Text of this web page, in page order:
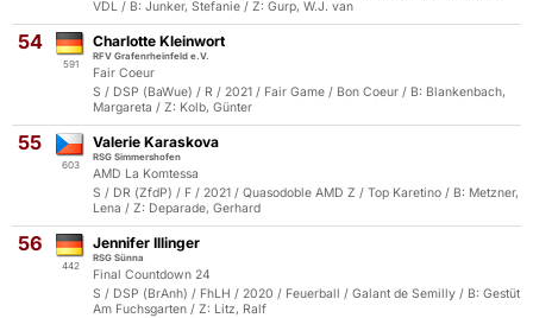
VDL / B: Junker, Stefanie / Z: Gurp, W.J. van
54
591
Charlotte Kleinwort
RFV Grafenrheinfeld e.V.
Fair Coeur
S / DSP (BaWue) / R / 2021 / Fair Game / Bon Coeur / B: Blankenbach,
Margareta / Z: Kolb, Günter
55
603
Valerie Karaskova
RSG Simmershofen
AMD La Komtessa
S / DR (ZfdP) / F / 2021 / Quasodoble AMD Z / Top Karetino / B: Metzner,
Lena / Z: Deparade, Gerhard
56
442
Jennifer Illinger
RSG Sünna
Final Countdown 24
S / DSP (BrAnh) / FhLH / 2020 / Feuerball / Galant de Semilly / B: Gestüt
Am Fuchsgarten / Z: Litz, Ralf